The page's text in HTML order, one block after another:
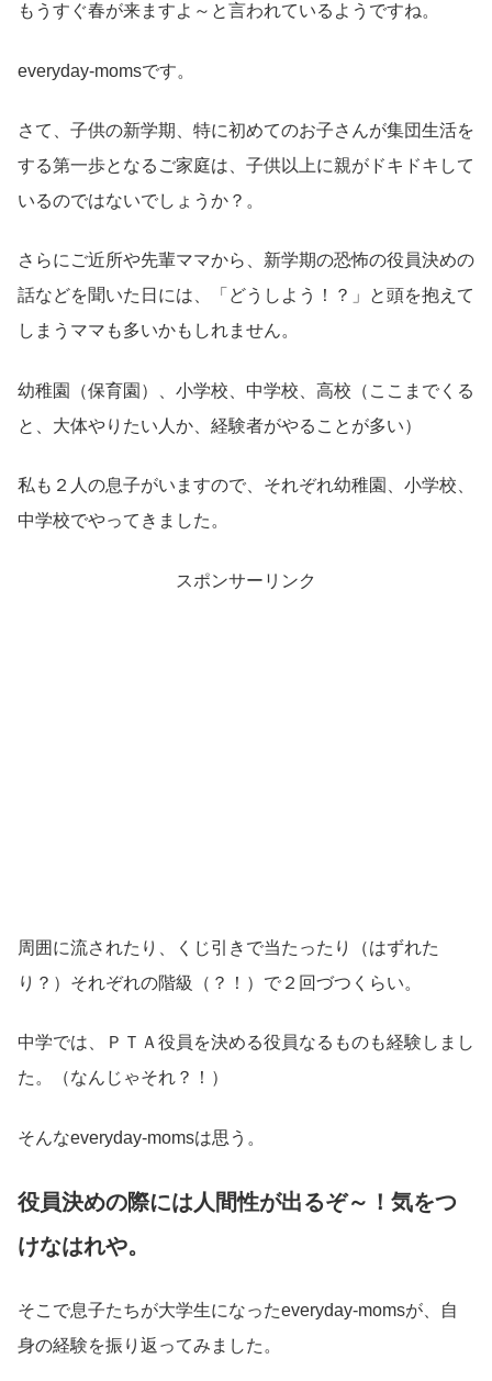
もうすぐ春が来ますよ～と言われているようですね。
everyday-momsです。
さて、子供の新学期、特に初めてのお子さんが集団生活を
する第一歩となるご家庭は、子供以上に親がドキドキして
いるのではないでしょうか？。
さらにご近所や先輩ママから、新学期の恐怖の役員決めの
話などを聞いた日には、「どうしよう！？」と頭を抱えて
しまうママも多いかもしれません。
幼稚園（保育園）、小学校、中学校、高校（ここまでくる
と、大体やりたい人か、経験者がやることが多い）
私も２人の息子がいますので、それぞれ幼稚園、小学校、
中学校でやってきました。
スポンサーリンク
周囲に流されたり、くじ引きで当たったり（はずれた
り？）それぞれの階級（？！）で２回づつくらい。
中学では、ＰＴＡ役員を決める役員なるものも経験しまし
た。（なんじゃそれ？！）
そんなeveryday-momsは思う。
役員決めの際には人間性が出るぞ～！気をつ
けなはれや。
そこで息子たちが大学生になったeveryday-momsが、自
身の経験を振り返ってみました。